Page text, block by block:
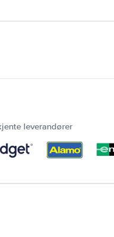
leverandører